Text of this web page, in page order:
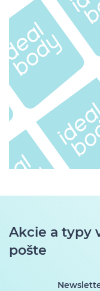
Akcie a typy
pošte